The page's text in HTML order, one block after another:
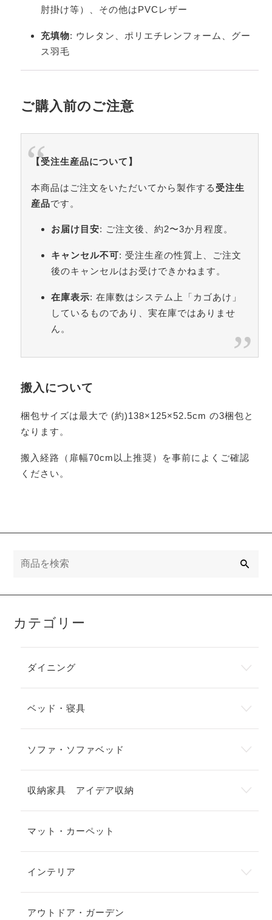
肘掛け等）、その他はPVCレザー
充填物: ウレタン、ポリエチレンフォーム、グー
ス羽毛
ご購入前のご注意
【受注生産品について】
本商品はご注文をいただいてから製作する 受注生
産品です。
お届け目安: ご注文後、約2〜3か月程度。
キャンセル不可: 受注生産の性質上、ご注文
後のキャンセルはお受けできかねます。
在庫表示: 在庫数はシステム上「カゴあけ」
しているものであり、実在庫ではありませ
ん。
搬入について
梱包サイズは最大で (約)138×125×52.5cm の3梱包と
なります。
搬入経路（扉幅70cm以上推奨）を事前によくご確認
ください。
カテゴリー
ダイニング
ベッド・寝具
ソファ・ソファベッド
収納家具 アイデア収納
マット・カーペット
インテリア
アウトドア・ガーデン